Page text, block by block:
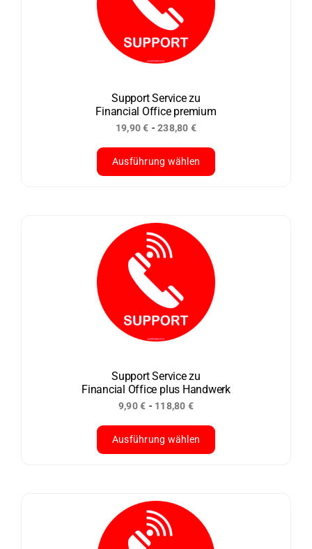
Die
Optionen
können
Produktseite
gewählt
werden
Support Service zu
Financial Office premium
19,90€ -238,80 €
Ausführung wählen
mehrere
Varianten
auf.
Die
Optionen
können
Produktseite
gewählt
werden
Support Service zu
Financial Office plus Handwerk
9,90€ - 118,80 €
Ausführung wählen
mehrere
Varianten